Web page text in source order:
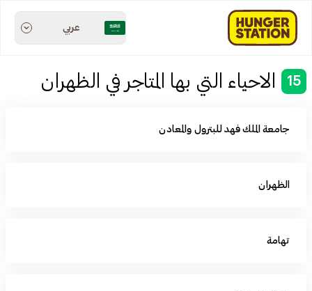
عربي
15 الاحياء التي بها المتاجر في الظهران
جامعة الملك فهد للبترول والمعادن
الظهران
تهامة